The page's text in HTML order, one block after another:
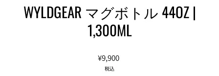
WYLDGEAR マグボトル 44OZ |
1,300ML
通
¥9,900
税込